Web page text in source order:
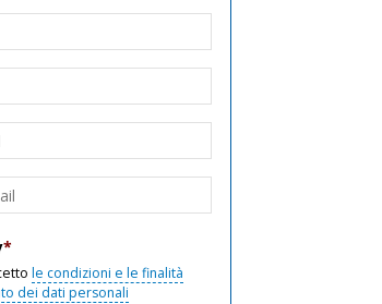
*
le condizioni e le finalità
dei dati personali